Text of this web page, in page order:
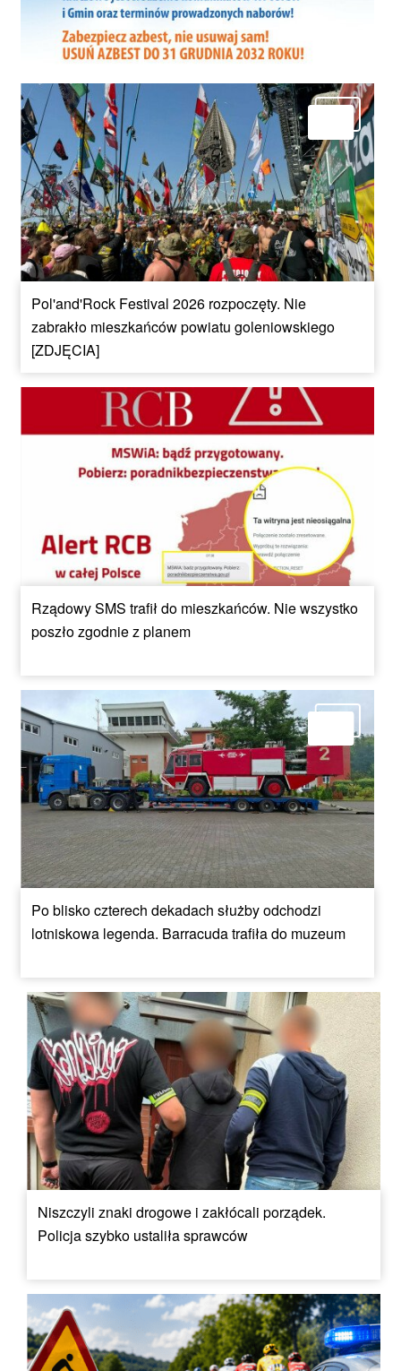
Pol'and'Rock Festival 2026 rozpoczęty. Nie
zabrakło mieszkańców powiatu goleniowskiego
[ZDJĘCIA]
Rządowy SMS trafił do mieszkańców. Nie wszystko
poszło zgodnie z planem
Po blisko czterech dekadach służby odchodzi
lotniskowa legenda. Barracuda trafiła do muzeum
Niszczyli znaki drogowe i zakłócali porządek.
Policja szybko ustaliła sprawców